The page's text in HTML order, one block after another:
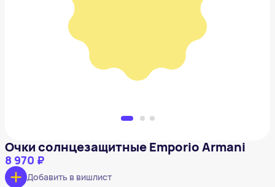
Очки солнцезащитные Emporio Armani
Очки солнцезащитные Emporio Armani
8 970 ₽
Добавить в вишлист